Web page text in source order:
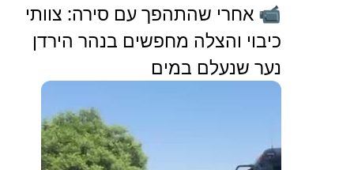
📹 אחרי שהתהפך עם סירה: צוותי
כיבוי והצלה מחפשים בנהר הירדן
נער שנעלם במים